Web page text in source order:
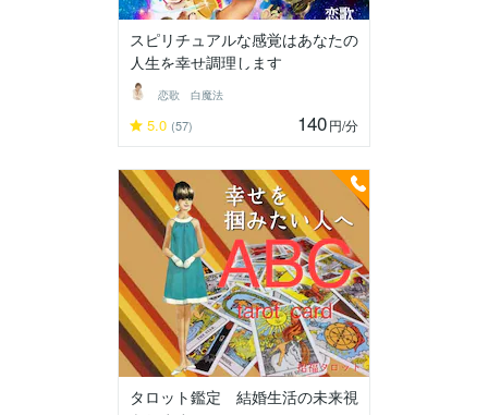
スピリチュアルな感覚はあなたの
人生を幸せ調理します
恋歌 白魔法
5.0 (57) 140円/分
タロット鑑定 結婚生活の未来視